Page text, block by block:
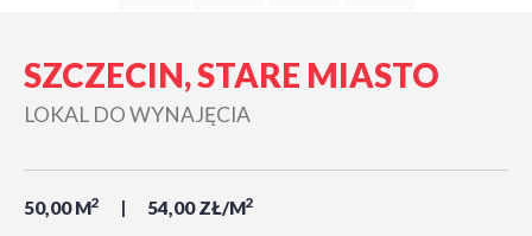
SZCZECIN, STARE MIASTO
LOKAL DO WYNAJĘCIA
50,00 M2 54,00 ZŁ/M2